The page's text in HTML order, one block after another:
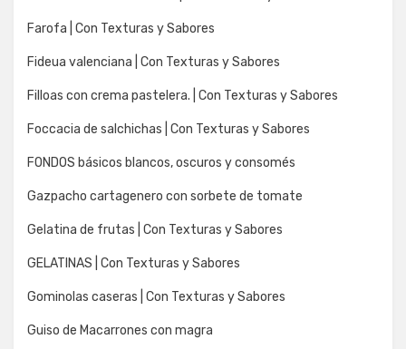
Farofa | Con Texturas y Sabores
Fideua valenciana | Con Texturas y Sabores
Filloas con crema pastelera. | Con Texturas y Sabores
Foccacia de salchichas | Con Texturas y Sabores
FONDOS básicos blancos, oscuros y consomés
Gazpacho cartagenero con sorbete de tomate
Gelatina de frutas | Con Texturas y Sabores
GELATINAS | Con Texturas y Sabores
Gominolas caseras | Con Texturas y Sabores
Guiso de Macarrones con magra